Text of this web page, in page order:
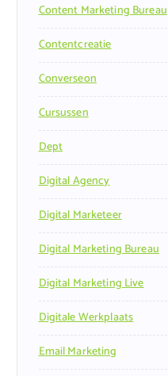
Content Marketing Bureau
Contentcreatie
Converseon
Cursussen
Dept
Digital Agency
Digital Marketeer
Digital Marketing Bureau
Digital Marketing Live
Digitale Werkplaats
Email Marketing